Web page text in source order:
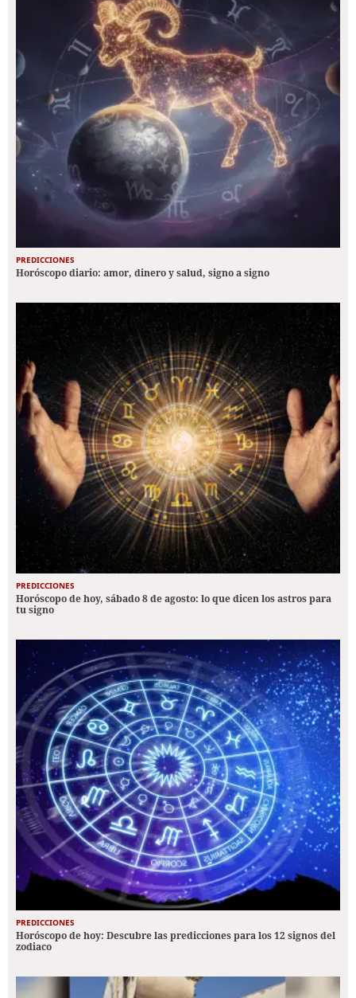
PREDICCIONES
Horóscopo diario: amor, dinero y salud, signo a signo
PREDICCIONES
Horóscopo de hoy, sábado 8 de agosto: lo que dicen los astros para
tu signo
PREDICCIONES
Horóscopo de hoy: Descubre las predicciones para los 12 signos del
zodiaco